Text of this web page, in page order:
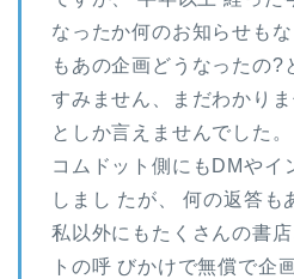
なったか何のお知らせも
もあの企画どうなったの?
すみません、まだわかりま
としか言えませんでした。
コムドット側にもDMやイ
しまし たが、 何の返答も
私以外にもたくさんの書
トの呼 びかけで無償で企